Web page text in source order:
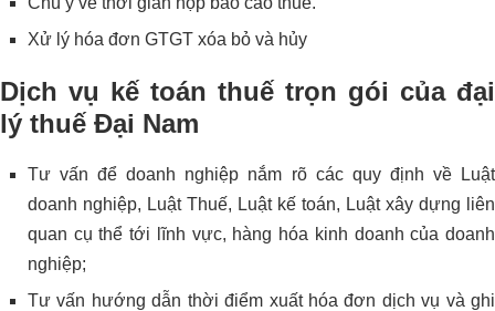
Xử lý hóa đơn GTGT xóa bỏ và hủy
Dịch vụ kế toán thuế trọn gói của đại
lý thuế Đại Nam
Tư vấn để doanh nghiệp nắm rõ các quy định về Luật
doanh nghiệp, Luật Thuế, Luật kế toán, Luật xây dựng liên
quan cụ thể tới lĩnh vực, hàng hóa kinh doanh của doanh
nghiệp;
Tư vấn hướng dẫn thời điểm xuất hóa đơn dịch vụ và ghi